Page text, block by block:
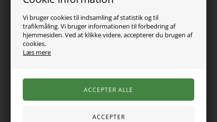
Vi bruger cookies til indsamling af statistik og til
trafikmåling. Vi bruger informationen til forbedring af
hjemmesiden. Ved at klikke videre, accepterer du brugen af
cookies.
Læs mere
99,00DKK
Varen er desværre udsolgt